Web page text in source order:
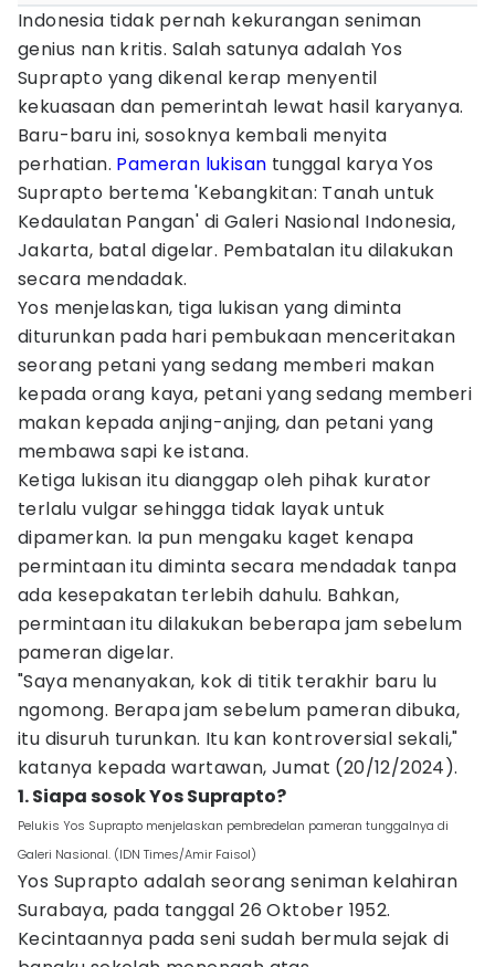
Indonesia tidak pernah kekurangan seniman
genius nan kritis. Salah satunya adalah Yos
Suprapto yang dikenal kerap menyentil
kekuasaan dan pemerintah lewat hasil karyanya.
Baru-baru ini, sosoknya kembali menyita
perhatian. Pameran lukisan tunggal karya Yos
Suprapto bertema 'Kebangkitan: Tanah untuk
Kedaulatan Pangan' di Galeri Nasional Indonesia,
Jakarta, batal digelar. Pembatalan itu dilakukan
secara mendadak.
Yos menjelaskan, tiga lukisan yang diminta
diturunkan pada hari pembukaan menceritakan
seorang petani yang sedang memberi makan
kepada orang kaya, petani yang sedang memberi
makan kepada anjing-anjing, dan petani yang
membawa sapi ke istana.
Ketiga lukisan itu dianggap oleh pihak kurator
terlalu vulgar sehingga tidak layak untuk
dipamerkan. Ia pun mengaku kaget kenapa
permintaan itu diminta secara mendadak tanpa
ada kesepakatan terlebih dahulu. Bahkan,
permintaan itu dilakukan beberapa jam sebelum
pameran digelar.
"Saya menanyakan, kok di titik terakhir baru lu
ngomong. Berapa jam sebelum pameran dibuka,
itu disuruh turunkan. Itu kan kontroversial sekali,"
katanya kepada wartawan, Jumat (20/12/2024).
1. Siapa sosok Yos Suprapto?
Pelukis Yos Suprapto menjelaskan pembredelan pameran tunggalnya di
Galeri Nasional. (IDN Times/Amir Faisol)
Yos Suprapto adalah seorang seniman kelahiran
Surabaya, pada tanggal 26 Oktober 1952.
Kecintaannya pada seni sudah bermula sejak di